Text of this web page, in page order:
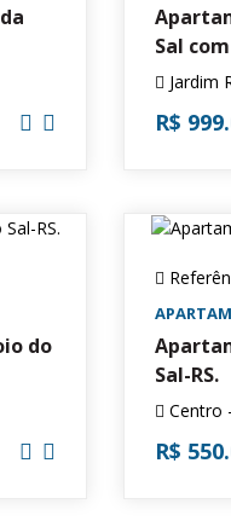
Sal
Jardim
R$
do
Sal-RS.
Centro
R$